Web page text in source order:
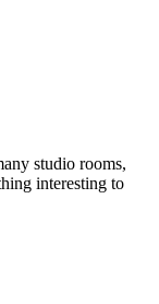
studio rooms,
interesting to